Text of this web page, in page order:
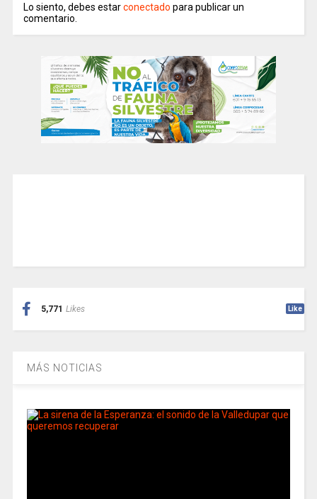
Lo siento, debes estarconectado para publicar un
comentario.
5,771 Likes Like
MÁS NOTICIAS